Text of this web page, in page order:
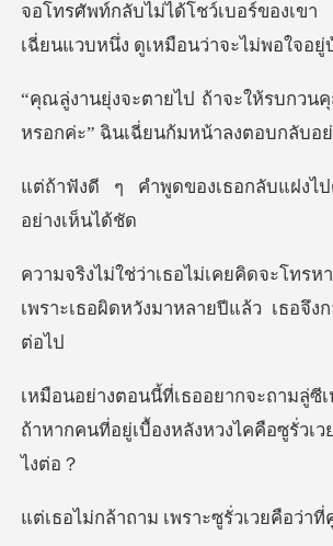
จอโทรศัพท์กลับไม่ได้โชว์เบอร์ของเข
วน
หรอกค่ะ” ฉิ
เธอกลับแฝงไ
เพราะเธอผิดหวังมาหลายป
ถ้าหากคนที่อยู่เบื้อง
พราะซูรั่วเวยคือว่